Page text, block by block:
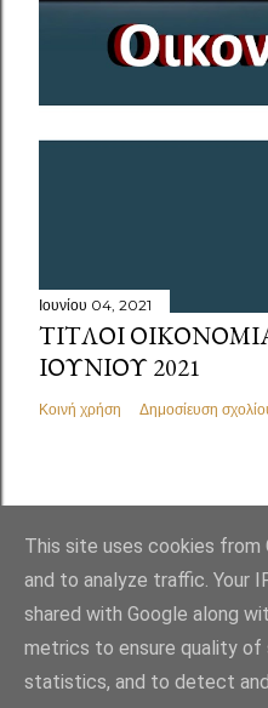
Ιουνίου 04, 2021
ΤΊΤΛΟΙ
ΙΟΥΝΊΟΥ 2021
Κοινή χρήση Δημοσίευση
This site uses cookies
and to analyze traffic. Your
shared with Google along
metrics to ensure quality of
statistics, and to detect